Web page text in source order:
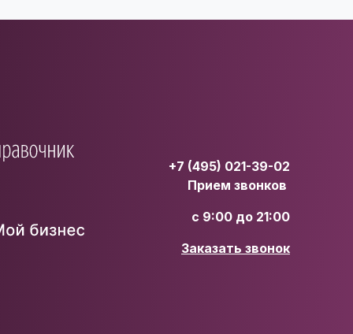
+7 (495) 021-39-02
Прием звонков
с 9:00 до 21:00
Заказать звонок